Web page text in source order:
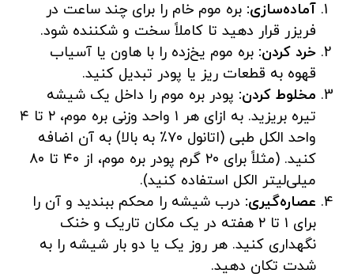
آماده‌سازی: بره موم خام را برای چند ساعت در
فریزر قرار دهید تا کاملاً سخت و شکننده شود.
خرد کردن: بره موم یخ‌زده را با هاون یا آسیاب
قهوه به قطعات ریز یا پودر تبدیل کنید.
مخلوط کردن: پودر بره موم را داخل یک شیشه
تیره بریزید. به ازای هر ۱ واحد وزنی بره موم، ۲ تا ۴
واحد الکل طبی (اتانول ۷۰٪ به بالا) به آن اضافه
کنید. (مثلاً برای ۲۰ گرم پودر بره موم، از ۴۰ تا ۸۰
میلی‌لیتر الکل استفاده کنید).
عصاره‌گیری: درب شیشه را محکم ببندید و آن را
برای ۱ تا ۲ هفته در یک مکان تاریک و خنک
نگهداری کنید. هر روز یک یا دو بار شیشه را به
شدت تکان دهید.